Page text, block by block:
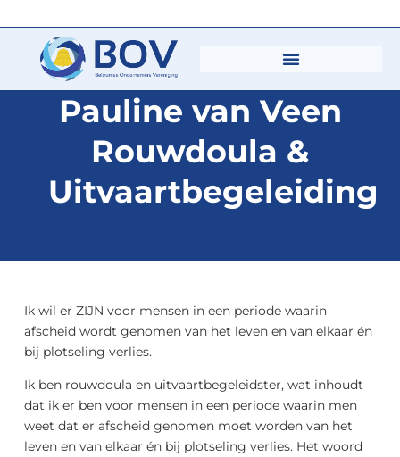
Pauline van Veen
Rouwdoula &
Uitvaartbegeleiding
Ik wil er ZIJN voor mensen in een periode waarin
afscheid wordt genomen van het leven en van elkaar én
bij plotseling verlies.
Ik ben rouwdoula en uitvaartbegeleidster, wat inhoudt
dat ik er ben voor mensen in een periode waarin men
weet dat er afscheid genomen moet worden van het
leven en van elkaar én bij plotseling verlies. Het woord